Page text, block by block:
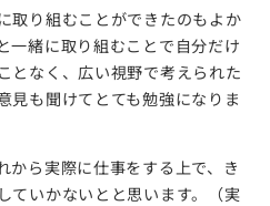
取り組むことができたのもよか
一緒に取り組むことで自分だけ
となく、広い視野で考えられた
見も聞けてとても勉強になりま
から実際に仕事をする上で、き
ていかないとと思います。（実